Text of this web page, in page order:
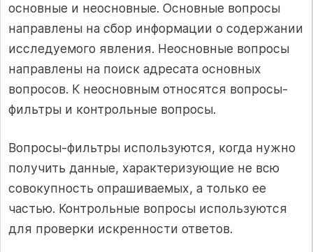
основные и неосновные. Основные вопросы
направлены на сбор информации о содержании
исследуемого явления. Неосновные вопросы
направлены на поиск адресата основных
вопросов. К неосновным относятся вопросы-
фильтры и контрольные вопросы.
Вопросы-фильтры используются, когда нужно
получить данные, характеризующие не всю
совокупность опрашиваемых, а только ее
частью. Контрольные вопросы используются
для проверки искренности ответов.